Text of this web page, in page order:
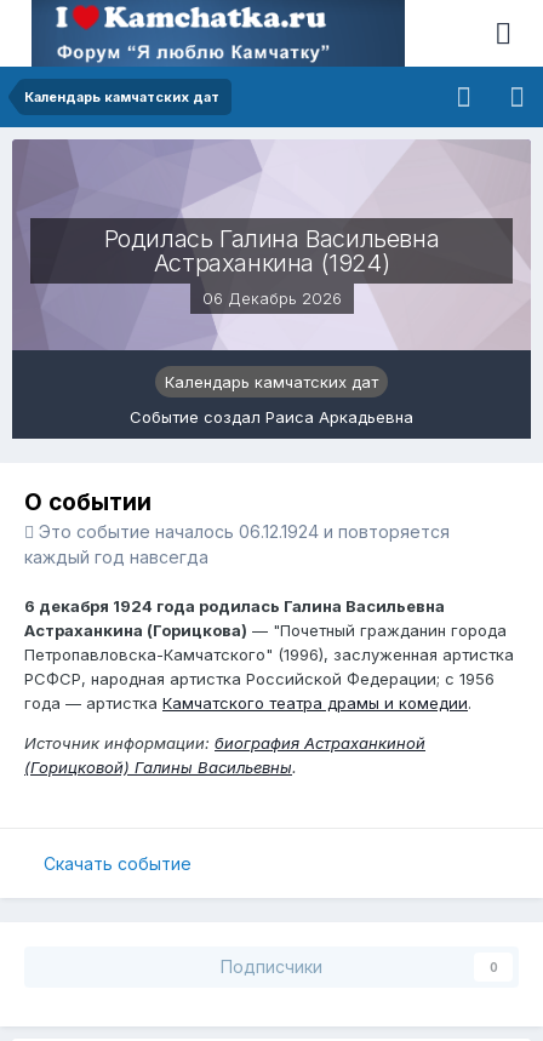
Календарь камчатских дат
Родилась Галина Васильевна
Астраханкина (1924)
06 Декабрь 2026
Календарь камчатских дат
Событие создал Раиса Аркадьевна
О событии
Это событие началось 06.12.1924 и повторяется
каждый год навсегда
6 декабря 1924 года родилась Галина Васильевна
Астраханкина (Горицкова) — "Почетный гражданин города
Петропавловска-Камчатского" (1996), заслуженная артистка
РСФСР, народная артистка Российской Федерации; с 1956
года — артистка Камчатского театра драмы и комедии.
Источник информации: биография Астраханкиной
(Горицковой) Галины Васильевны.
Скачать событие
Подписчики 0